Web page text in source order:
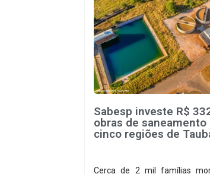
Sabesp investe R$
obras de
cinco regiões de
Cerca de 2 mil famílias